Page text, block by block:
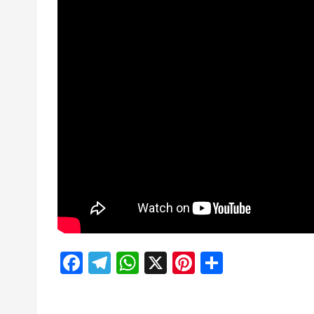
Facebook
Telegram
WhatsApp
X Pinterest